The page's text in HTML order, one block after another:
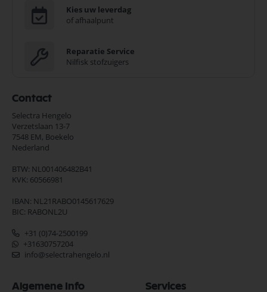
Kies uw leverdag
of afhaalpunt
Reparatie Service
Nilfisk stofzuigers
Contact
Selectra Hengelo
Verzetslaan 13-7
7548 EM, Boekelo
Nederland
BTW: NL001406482B41
KVK: 60566981
IBAN: NL21RABO0145617629
BIC: RABONL2U
+31 (0)74-2500199
+31630757204
info@selectrahengelo.nl
Algemene Info Services